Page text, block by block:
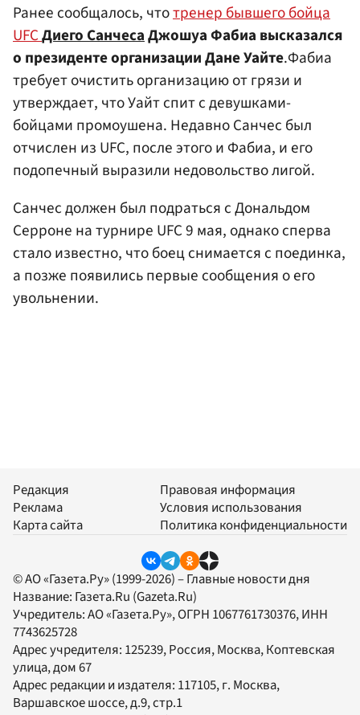
Ранее сообщалось, чтотренер бывшего бойца
UFCДиего СанчесаДжошуа Фабиа высказался
о президенте организации Дане Уайте.Фабиа
требует очистить организацию от грязи и
утверждает, что Уайт спит с девушками-
бойцами промоушена. Недавно Санчес был
отчислен из UFC, после этого и Фабиа, и его
подопечный выразили недовольство лигой.
Санчес должен был подраться с Дональдом
Серроне на турнире UFC 9 мая, однако сперва
стало известно, что боец снимается с поединка,
а позже появились первые сообщения о его
увольнении.
Редакция
Реклама
Карта сайта
Правовая информация
Условия использования
Политика конфиденциальности
© АО «Газета.Ру» (1999-2026) – Главные новости дня
Название: Газета.Ru (Gazeta.Ru)
Учредитель:АО «Газета.Ру», ОГРН 1067761730376, ИНН
7743625728
Адрес учредителя: 125239, Россия, Москва, Коптевская
улица, дом 67
Адрес редакции и издателя: 117105, г. Москва,
Варшавское шоссе, д.9, стр.1